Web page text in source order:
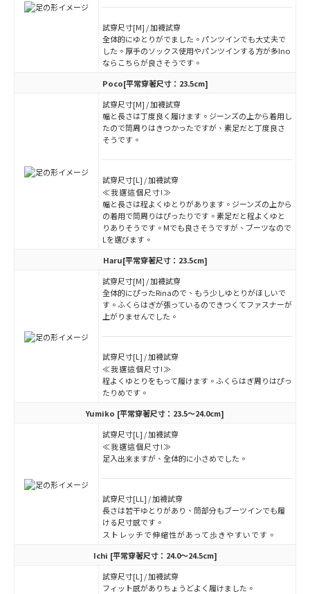
試穿尺寸[M] / 加襪試穿
全体的にゆとりがでました。パンツインでも大丈夫で
した。厚手のソックス使用やパンツインする方が多Ino
ならこちらが良さそうです。
Poco[平常穿著尺寸：23.5cm]
試穿尺寸[M] / 加襪試穿
幅と長さは丁度良く履けます。ジーンズの上から着用し
たので筒周りはきつかったですが、素足だと丁度良さ
そうです。
試穿尺寸[L] / 加襪試穿
≪我選這個尺寸!≫
幅と長さは程よくゆとりがあります。ジーンズの上から
の着用で筒周りはぴったりです。素足だと程よくゆと
りありそうです。Mでも良さそうですが、ブーツなので
Lを選びます。
Haru[平常穿著尺寸：23.5cm]
試穿尺寸[M] / 加襪試穿
全体的にぴったRinaので、もう少しゆとりがほしいで
す。ふくらはぎが張っているのできつくてファスナーが
上がりませんでした。
試穿尺寸[L] / 加襪試穿
≪我選這個尺寸!≫
程よくゆとりをもって履けます。ふくらはぎ周りはぴっ
たりめです。
Yumiko [平常穿著尺寸：23.5～24.0cm]
試穿尺寸[L] / 加襪試穿
≪我選這個尺寸!≫
足入出来ますが、全体的に小さめでした。
試穿尺寸[LL] / 加襪試穿
長さは若干ゆとりがあり、筒部分もブーツインでも履
ける尺寸感です。
ストレッチで伸縮性があって歩きやすいです。
Ichi [平常穿著尺寸：24.0～24.5cm]
試穿尺寸[L] / 加襪試穿
フィット感がありちょうどよく履けました。